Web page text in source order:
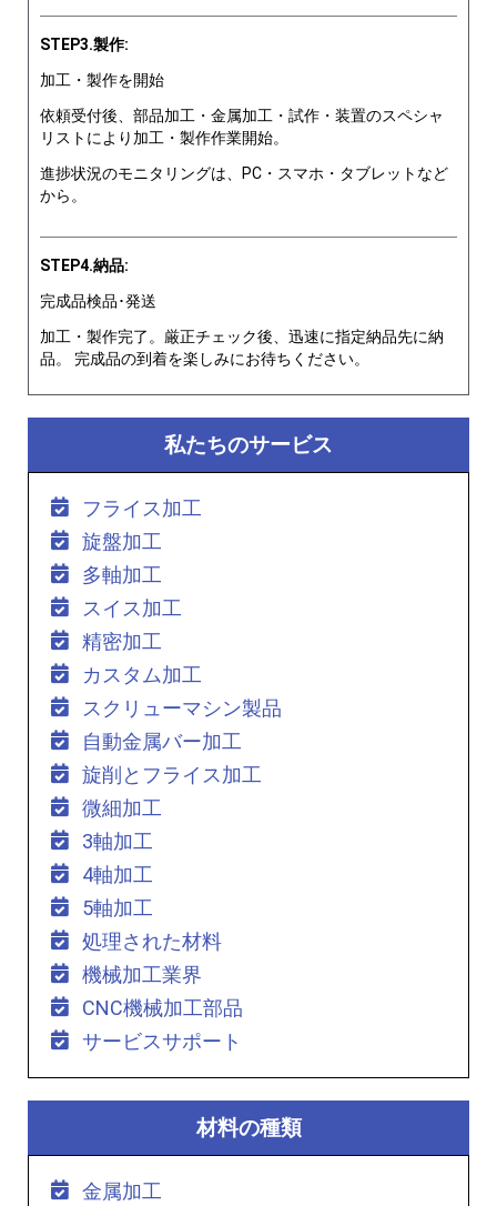
STEP3.製作:
加工・製作を開始
依頼受付後、部品加工・金属加工・試作・装置のスペシャ
リストにより加工・製作作業開始。
進捗状況のモニタリングは、PC・スマホ・タブレットなど
から。
STEP4.納品:
完成品検品･発送
加工・製作完了。厳正チェック後、迅速に指定納品先に納
品。 完成品の到着を楽しみにお待ちください。
私たちのサービス
フライス加工
旋盤加工
多軸加工
スイス加工
精密加工
カスタム加工
スクリューマシン製品
自動金属バー加工
旋削とフライス加工
微細加工
3軸加工
4軸加工
5軸加工
処理された材料
機械加工業界
CNC機械加工部品
サービスサポート
材料の種類
金属加工